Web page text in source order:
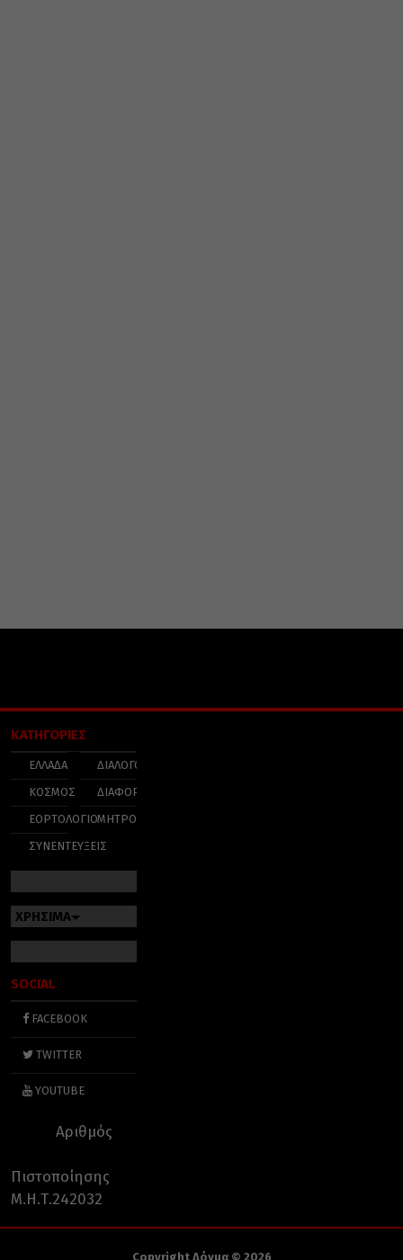
ΚΑΤΗΓΟΡΙΕΣ
ΕΛΛΑΔΑ
ΚΟΣΜΟΣ
ΕΟΡΤΟΛΟΓΙΟ
ΣΥΝΕΝΤΕΥΞΕΙΣ
ΔΙΑΛΟΓΟΣ
ΔΙΑΦΟΡΑ
ΜΗΤΡΟΠΟΛΕΙΣ
ΧΡΗΣΙΜΑ
SOCIAL
FACEBOOK
TWITTER
YOUTUBE
Αριθμός
Πιστοποίησης
Μ.Η.Τ.242032
Copyright Δόγμα © 2026